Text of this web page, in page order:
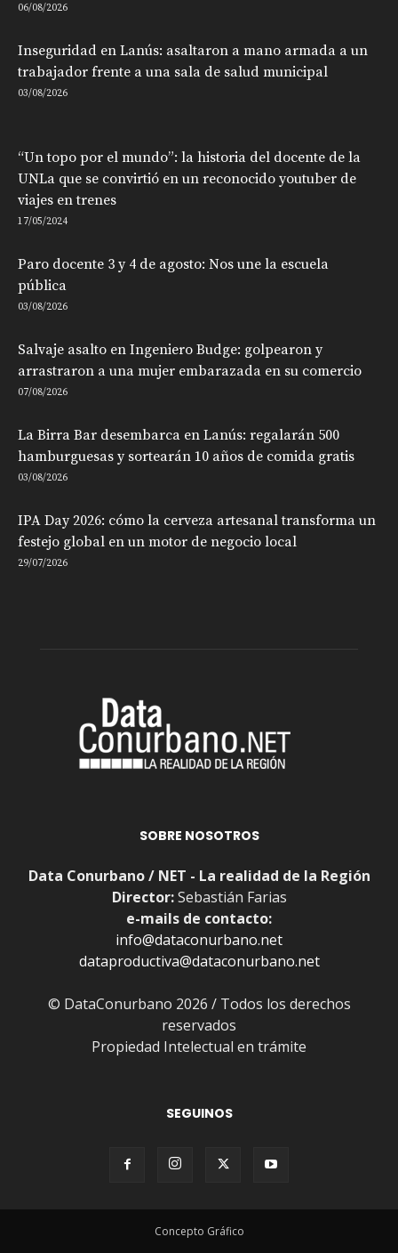
06/08/2026
Inseguridad en Lanús: asaltaron a mano armada a un
trabajador frente a una sala de salud municipal
03/08/2026
“Un topo por el mundo”: la historia del docente de la
UNLa que se convirtió en un reconocido youtuber de
viajes en trenes
17/05/2024
Paro docente 3 y 4 de agosto: Nos une la escuela
pública
03/08/2026
Salvaje asalto en Ingeniero Budge: golpearon y
arrastraron a una mujer embarazada en su comercio
07/08/2026
La Birra Bar desembarca en Lanús: regalarán 500
hamburguesas y sortearán 10 años de comida gratis
03/08/2026
IPA Day 2026: cómo la cerveza artesanal transforma un
festejo global en un motor de negocio local
29/07/2026
SOBRE NOSOTROS
Data Conurbano / NET - La realidad de la Región
Director:Sebastián Farias
e-mails de contacto:
info@dataconurbano.net
dataproductiva@dataconurbano.net
© DataConurbano 2026 / Todos los derechos
reservados
Propiedad Intelectual en trámite
SEGUINOS
Concepto Gráfico